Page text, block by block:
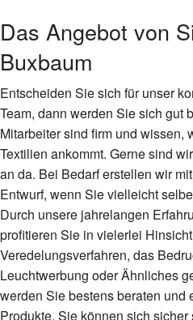
Das Angebot von
Buxbaum
Entscheiden Sie sich für unser
Team, dann werden Sie sich gut
Mitarbeiter sind firm und wissen,
Textilien ankommt. Gerne sind
an da. Bei Bedarf erstellen wir
Entwurf, wenn Sie vielleicht
Durch unsere jahrelangen
profitieren Sie in vielerlei
Veredelungsverfahren, das
Leuchtwerbung oder Ähnliches
werden Sie bestens beraten und
Produkte. Sie können sich